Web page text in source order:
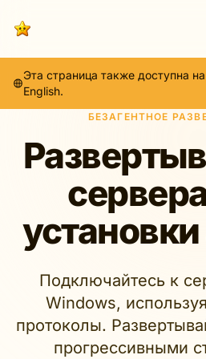
БЕЗАГЕНТНОЕ
установки
Подключайтесь к
Windows,
протоколы.
прогрессивными
Эта страница также доступна на
English.